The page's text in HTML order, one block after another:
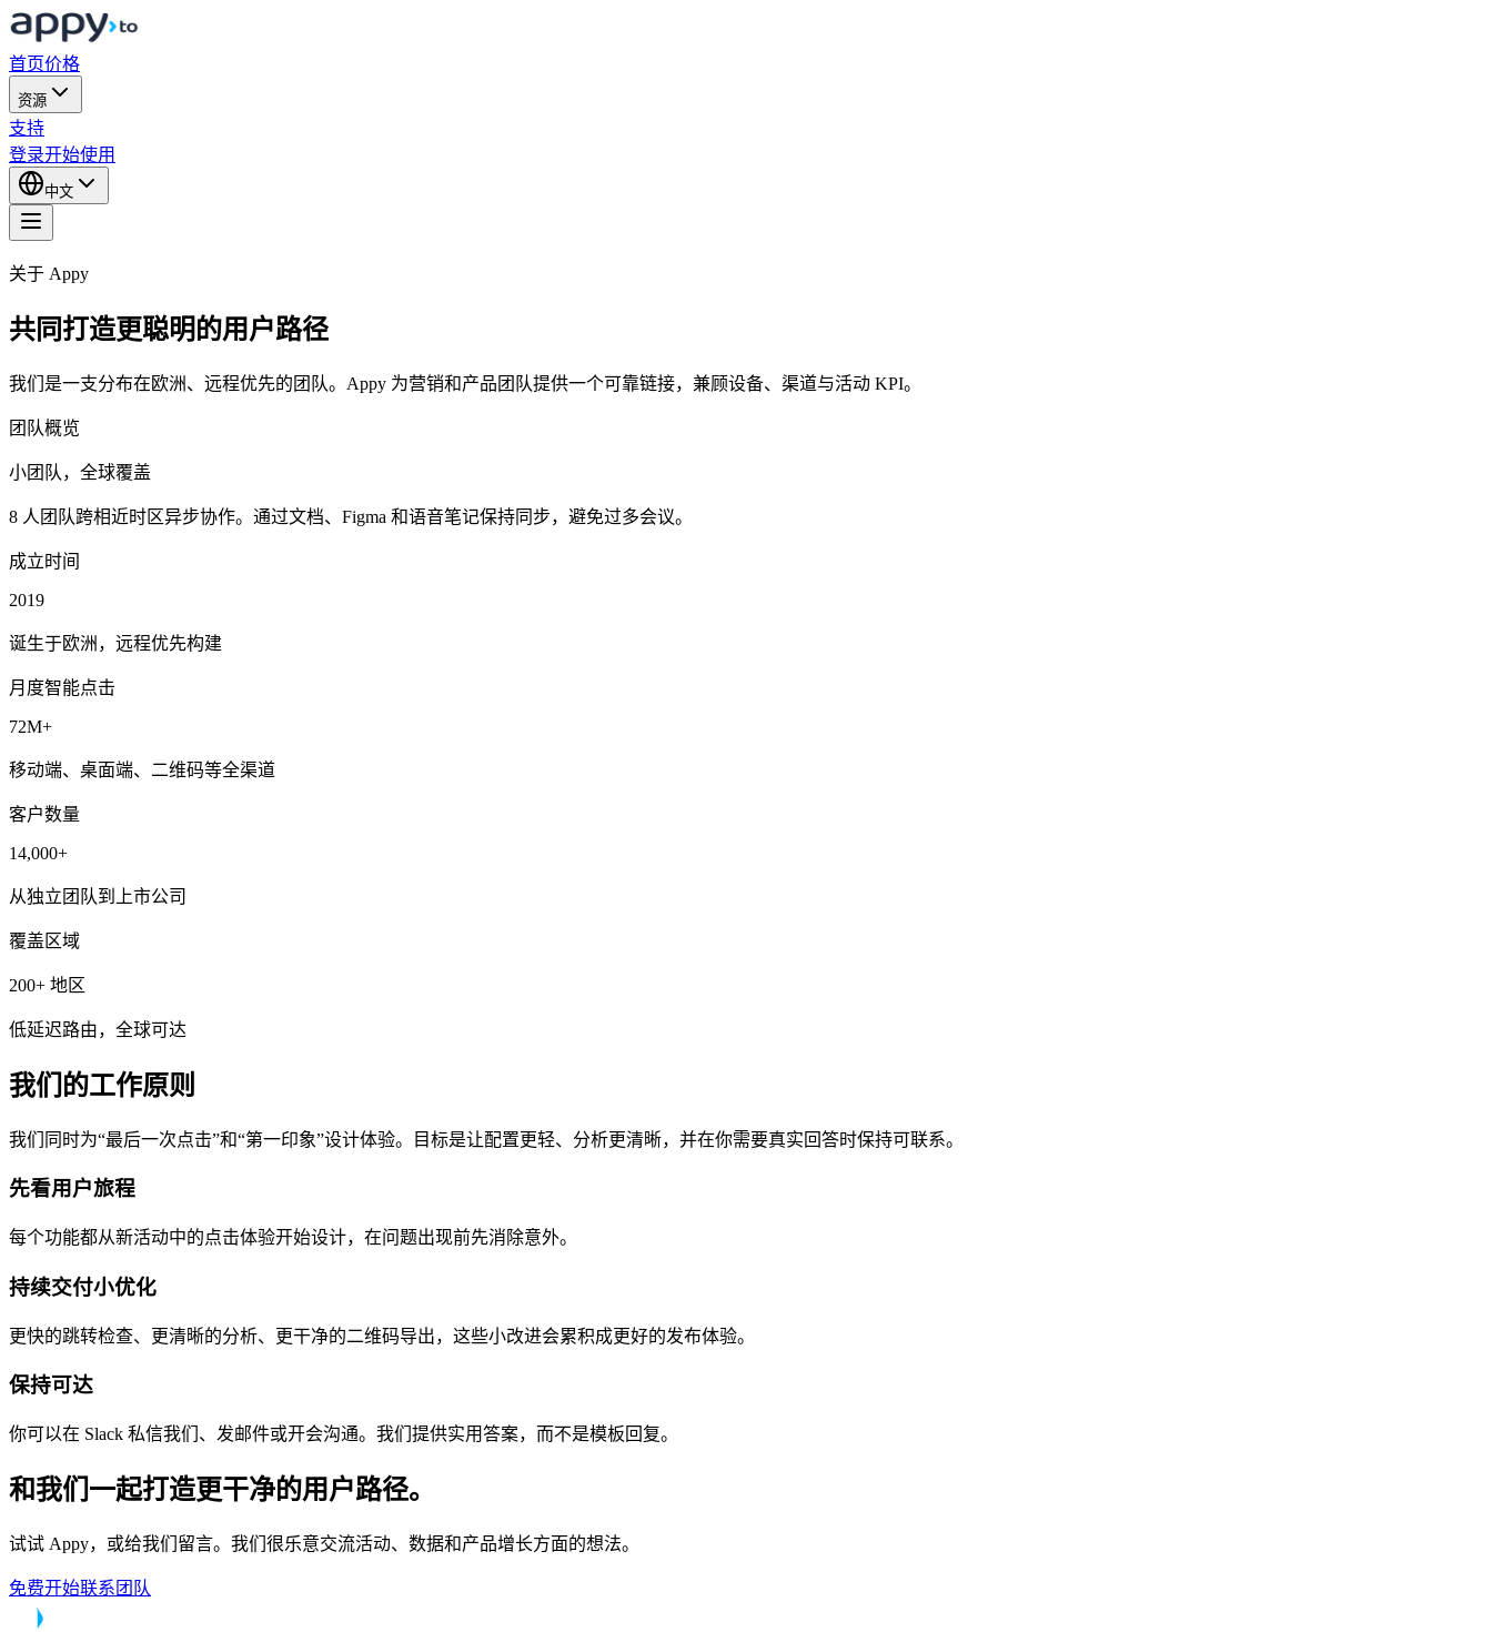
首页价格
资源
支持
登录开始使用
中文
关于 Appy
共同打造更聪明的用户路径
我们是一支分布在欧洲、远程优先的团队。Appy 为营销和产品团队提供一个可靠链接，兼顾设备、渠道与活动 KPI。
团队概览
小团队，全球覆盖
8 人团队跨相近时区异步协作。通过文档、Figma 和语音笔记保持同步，避免过多会议。
成立时间
2019
诞生于欧洲，远程优先构建
月度智能点击
72M+
移动端、桌面端、二维码等全渠道
客户数量
14,000+
从独立团队到上市公司
覆盖区域
200+ 地区
低延迟路由，全球可达
我们的工作原则
我们同时为“最后一次点击”和“第一印象”设计体验。目标是让配置更轻、分析更清晰，并在你需要真实回答时保持可联系。
先看用户旅程
每个功能都从新活动中的点击体验开始设计，在问题出现前先消除意外。
持续交付小优化
更快的跳转检查、更清晰的分析、更干净的二维码导出，这些小改进会累积成更好的发布体验。
保持可达
你可以在 Slack 私信我们、发邮件或开会沟通。我们提供实用答案，而不是模板回复。
和我们一起打造更干净的用户路径。
试试 Appy，或给我们留言。我们很乐意交流活动、数据和产品增长方面的想法。
免费开始联系团队